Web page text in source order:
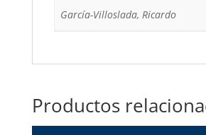
García-Villoslada, Ricardo
Productos